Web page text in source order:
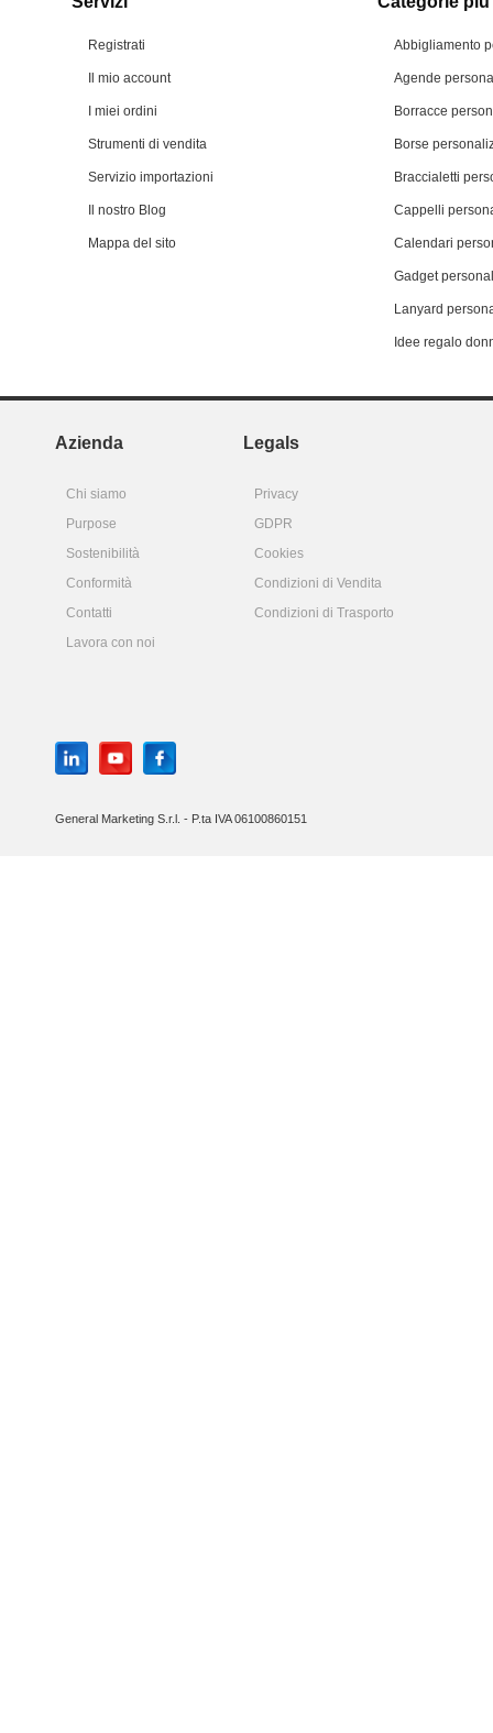
Registrati
Il mio account
I miei ordini
Strumenti di vendita
Servizio importazioni
Il nostro Blog
Mappa del sito
Abbigliamento
Agende
Borracce
Borse
Braccialetti
Cappelli
Calendari
Gadget
Lanyard
Idee regalo
Azienda Legals
Chi siamo
Privacy
Purpose
GDPR
Sostenibilità
Cookies
Conformità
Condizioni di Vendita
Contatti
Condizioni di Trasporto
Lavora con noi
General Marketing S.r.l. - P.ta IVA 06100860151